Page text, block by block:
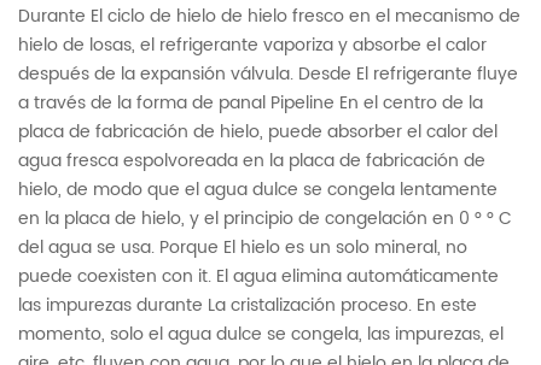
Durante El ciclo de hielo de hielo fresco en el mecanismo de
hielo de losas, el refrigerante vaporiza y absorbe el calor
después de la expansión válvula. Desde El refrigerante fluye
a través de la forma de panal Pipeline En el centro de la
placa de fabricación de hielo, puede absorber el calor del
agua fresca espolvoreada en la placa de fabricación de
hielo, de modo que el agua dulce se congela lentamente
en la placa de hielo, y el principio de congelación en 0 ° ° C
del agua se usa. Porque El hielo es un solo mineral, no
puede coexisten con it. El agua elimina automáticamente
las impurezas durante La cristalización proceso. En este
momento, solo el agua dulce se congela, las impurezas, el